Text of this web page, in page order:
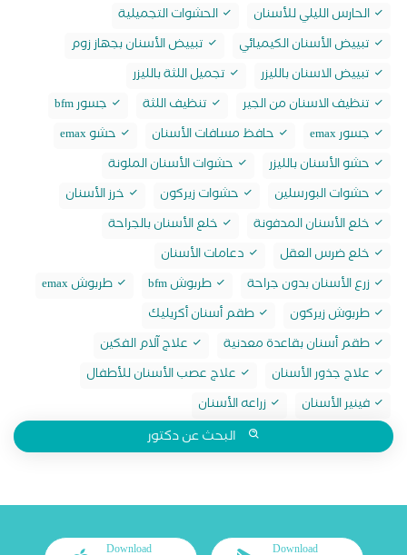
الحارس الليلي للأسنان
الحشوات التجميلية
تبييض الأسنان الكيميائي
تبييض الأسنان بجهاز زوم
تبييض الاسنان بالليزر
تجميل اللثة بالليزر
تنظيف الاسنان من الجير
تنظيف اللثة
جسور bfm
جسور emax
حافظ مسافات الأسنان
حشو emax
حشو الأسنان بالليزر
حشوات الأسنان الملونة
حشوات البورسلين
حشوات زيركون
خرز الأسنان
خلع الأسنان المدفونة
خلع الأسنان بالجراحة
خلع ضرس العقل
دعامات الأسنان
زرع الأسنان بدون جراحة
طربوش bfm
طربوش emax
طربوش زيركون
طقم أسنان أكريليك
طقم أسنان بقاعدة معدنية
علاج آلام الفكين
علاج جذور الأسنان
علاج عصب الأسنان للأطفال
فينير الأسنان
زراعه الأسنان
البحث عن دكتور
Download
Download